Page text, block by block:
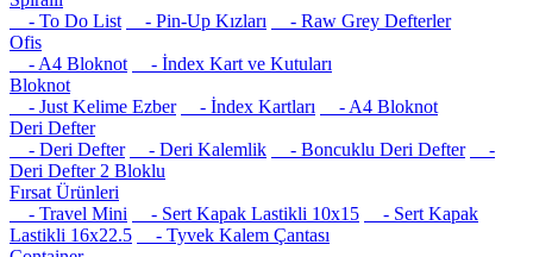
- To Do List
- Pin-Up Kızları
- Raw Grey Defterler
Ofis
- A4 Bloknot
- İndex Kart ve Kutuları
Bloknot
- Just Kelime Ezber
- İndex Kartları
- A4 Bloknot
Deri Defter
- Deri Defter
- Deri Kalemlik - Boncuklu Deri Defter
-
Deri Defter 2 Bloklu
Fırsat Ürünleri
- Travel Mini
- Sert Kapak Lastikli 10x15
- Sert Kapak
Lastikli 16x22.5
- Tyvek Kalem Çantası